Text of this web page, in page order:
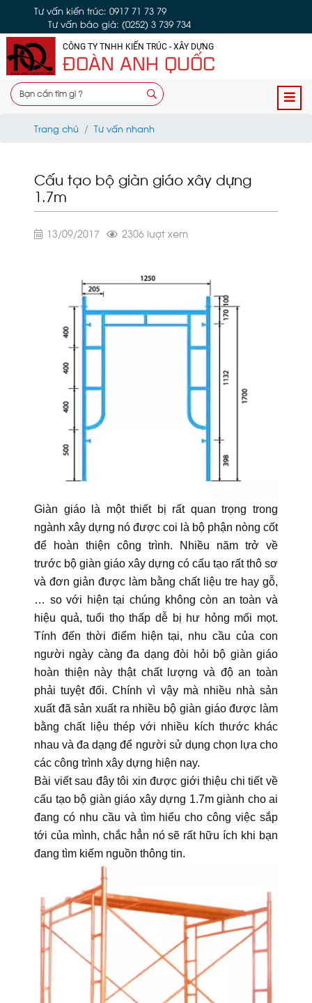
Tư vấn kiến trúc: 0917 71 73 79
Tư vấn báo giá: (0252) 3 739 734
CÔNG TY TNHH KIẾN TRÚC - XÂY DỰNG
ĐOÀN ANH QUỐC
Trang chủ Tư vấn nhanh
Cấu tạo bộ giàn giáo xây dựng
1.7m
13/09/2017 2306 lượt xem
Giàn giáo là một thiết bị rất quan trọng trong
ngành xây dựng nó được coi là bộ phận nòng cốt
để hoàn thiện công trình. Nhiều năm trở về
trước bộ giàn giáo xây dựng có cấu tạo rất thô sơ
và đơn giản được làm bằng chất liệu tre hay gỗ,
… so với hiện tại chúng không còn an toàn và
hiệu quả, tuổi thọ thấp dễ bị hư hỏng mối mọt.
Tính đến thời điểm hiện tại, nhu cầu của con
người ngày càng đa dạng đòi hỏi bộ giàn giáo
hoàn thiện này thật chất lượng và độ an toàn
phải tuyệt đối. Chính vì vậy mà nhiều nhà sản
xuất đã sản xuất ra nhiều bộ giàn giáo được làm
bằng chất liệu thép với nhiều kích thước khác
nhau và đa dạng để người sử dụng chọn lựa cho
các công trình xây dựng hiện nay.
Bài viết sau đây tôi xin được giới thiệu chi tiết về
cấu tạo bộ giàn giáo xây dựng 1.7m giành cho ai
đang có nhu cầu và tìm hiểu cho công việc sắp
tới của mình, chắc hẳn nó sẽ rất hữu ích khi bạn
đang tìm kiếm nguồn thông tin.